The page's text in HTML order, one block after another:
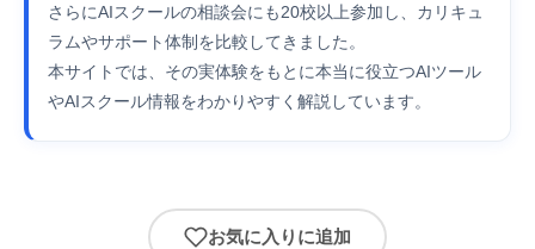
さらにAIスクールの相談会にも20校以上参加し、カリキュ
ラムやサポート体制を比較してきました。
本サイトでは、その実体験をもとに本当に役立つAIツール
やAIスクール情報をわかりやすく解説しています。
お気に入りに追加